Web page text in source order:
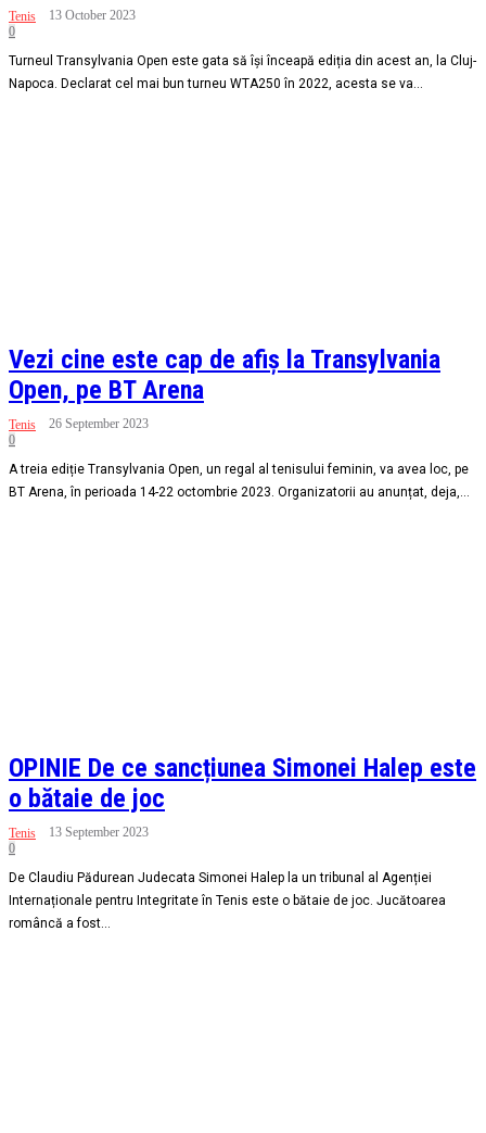
Tenis
13 October 2023
0
Turneul Transylvania Open este gata să își înceapă ediția din acest an, la Cluj-
Napoca. Declarat cel mai bun turneu WTA250 în 2022, acesta se va...
Vezi cine este cap de afiș la Transylvania
Open, pe BT Arena
Tenis
26 September 2023
0
A treia ediție Transylvania Open, un regal al tenisului feminin, va avea loc, pe
BT Arena, în perioada 14-22 octombrie 2023. Organizatorii au anunțat, deja,...
OPINIE De ce sancțiunea Simonei Halep este
o bătaie de joc
Tenis
13 September 2023
0
De Claudiu Pădurean Judecata Simonei Halep la un tribunal al Agenției
Internaționale pentru Integritate în Tenis este o bătaie de joc. Jucătoarea
româncă a fost...